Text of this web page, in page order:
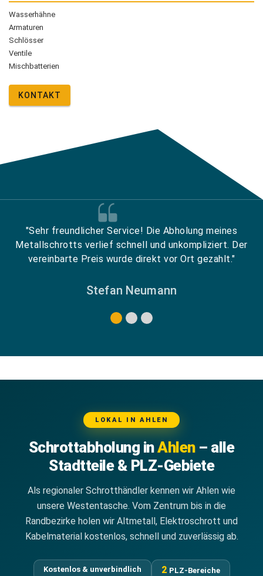
Wasserhähne
Armaturen
Schlösser
Ventile
Mischbatterien
KONTAKT
"Sehr freundlicher Service! Die Abholung meines
Metallschrotts verlief schnell und unkompliziert. Der
vereinbarte Preis wurde direkt vor Ort gezahlt."
Stefan Neumann
LOKAL IN AHLEN
Schrottabholung inAhlen– alle
Stadtteile & PLZ-Gebiete
Als regionaler Schrotthändler kennen wir Ahlen wie
unsere Westentasche. Vom Zentrum bis in die
Randbezirke holen wir Altmetall, Elektroschrott und
Kabelmaterial kostenlos, schnell und zuverlässig ab.
Kostenlos & unverbindlich 2 PLZ-Bereiche